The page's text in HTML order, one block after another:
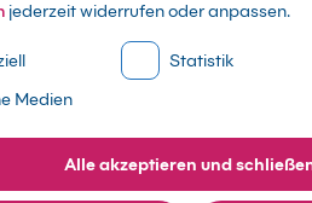
jederzeit widerrufen oder anpassen.
Liste der Service-Gruppen, für
Statistik
Medien
Alle akzeptieren und